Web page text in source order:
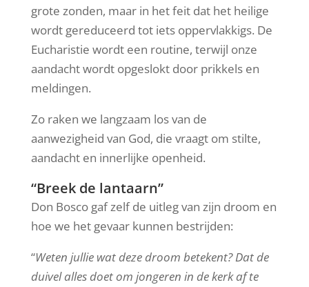
grote zonden, maar in het feit dat het heilige
wordt gereduceerd tot iets oppervlakkigs. De
Eucharistie wordt een routine, terwijl onze
aandacht wordt opgeslokt door prikkels en
meldingen.
Zo raken we langzaam los van de
aanwezigheid van God, die vraagt om stilte,
aandacht en innerlijke openheid.
“Breek de lantaarn”
Don Bosco gaf zelf de uitleg van zijn droom en
hoe we het gevaar kunnen bestrijden:
“Weten jullie wat deze droom betekent? Dat de
duivel alles doet om jongeren in de kerk af te